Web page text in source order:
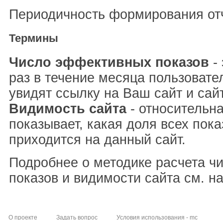
Периодичность формирования
Термины
Число эффективных показов -
раз в течение месяца
увидят ссылку на Ваш сайт и
Видимость сайта-
показывает, какая доля всех
приходится на данный сайт.
Подробнее о методике расчета
показов и видимости сайта см.
О проекте Задать вопрос Условия использования - mc